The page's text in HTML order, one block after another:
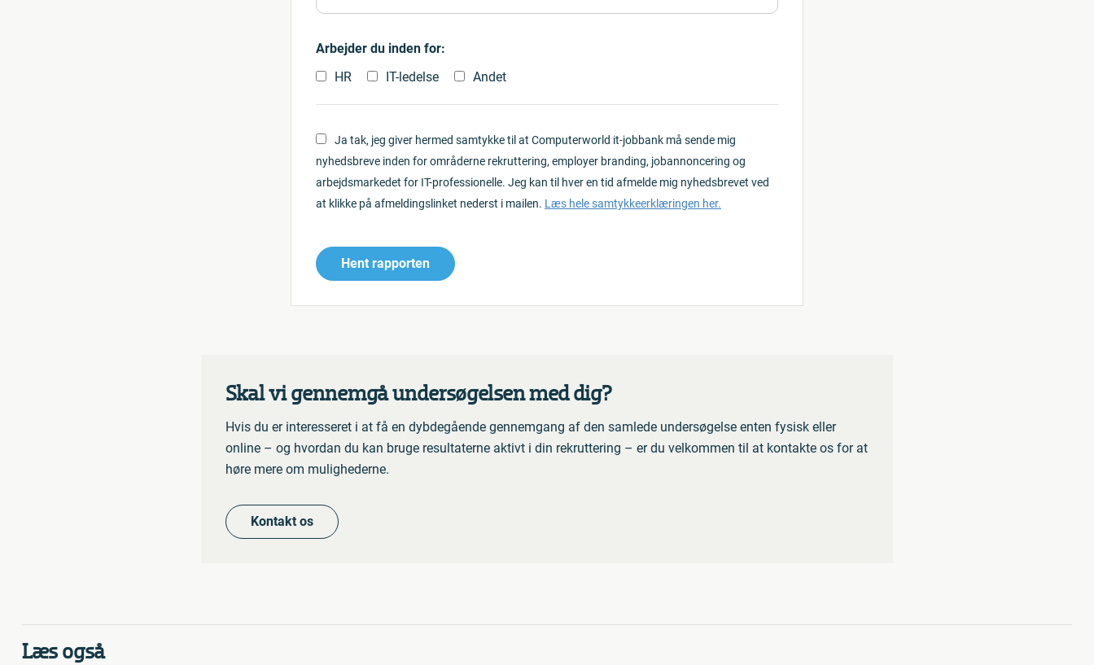
Arbejder du inden for:
HR
IT-ledelse Andet
Ja tak, jeg giver hermed samtykke til at Computerworld it-jobbank må sende mig
nyhedsbreve inden for områderne rekruttering, employer branding, jobannoncering og
arbejdsmarkedet for IT-professionelle. Jeg kan til hver en tid afmelde mig nyhedsbrevet ved
at klikke på afmeldingslinket nederst i mailen. Læs hele samtykkeerklæringen her.
Hent rapporten
Skal vi gennemgå undersøgelsen med dig?
Hvis du er interesseret i at få en dybdegående gennemgang af den samlede undersøgelse enten fysisk eller
online – og hvordan du kan bruge resultaterne aktivt i din rekruttering – er du velkommen til at kontakte os for at
høre mere om mulighederne.
Kontakt os
Læs også